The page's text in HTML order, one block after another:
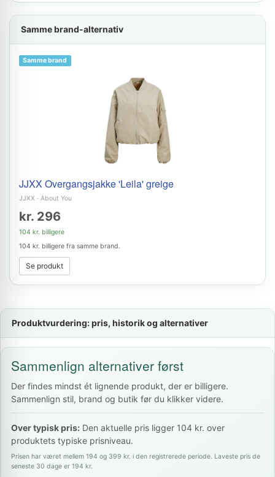
Samme brand-alternativ
Samme brand
JJXX Overgangsjakke 'Leila' greige
JJXX · About You
kr. 296
104 kr. billigere
104 kr. billigere fra samme brand.
Se produkt
Produktvurdering: pris, historik og alternativer
Sammenlign alternativer først
Der findes mindst ét lignende produkt, der er billigere.
Sammenlign stil, brand og butik før du klikker videre.
Over typisk pris: Den aktuelle pris ligger 104 kr. over
produktets typiske prisniveau.
Prisen har været mellem 194 og 399 kr. i den registrerede periode. Laveste pris de
seneste 30 dage er 194 kr.